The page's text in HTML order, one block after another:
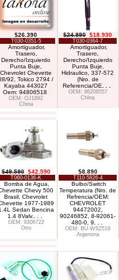
$26.390
T030-0351-5
Amortiguador,
Trasero,
Derecho/Izquierdo
Punta Buje,
Chevrolet Chevette
92, Tokico 2794 /
Kayaba 443027
Oem: 94806518
OEM: OJ1892
China
$24.890 $18.930
T030-0364-7
Amortiguador,
Trasero,
Derecho/Izquierdo
Punta Buje,
Hidraulico, 337-572
(Nro. de
Referencia/OE
OEM: 96208557
China
$49.590 $42.590
T060-0136-K
Bomba de Agua,
Chevy 500
Brasil, Chevrolet
1977-1989
Sedan Bencina
1.4 8Valv.
OEM: 9306722
Otro
$8.890
T110-5826-4
Bulbo/Switch
Temperatura (Nro. de
Refrencia/OEM:
CHEVROLET
94472002,
90246852, 8-92061-
480-0, 9
OEM: BU-WS2519
Argentina